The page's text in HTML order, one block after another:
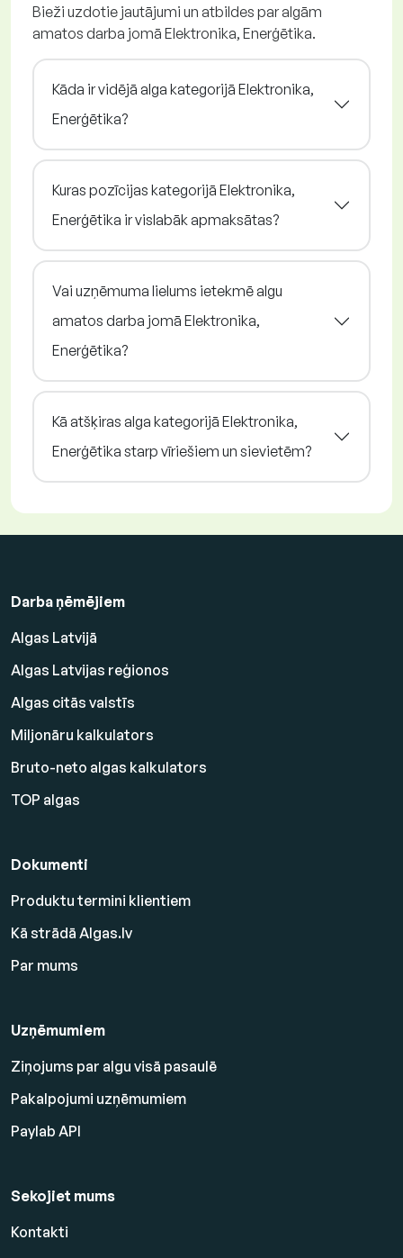
Bieži uzdotie jautājumi un atbildes par algām
amatos darba jomā Elektronika, Enerģētika.
Kāda ir vidējā alga kategorijā Elektronika,
Enerģētika?
Kuras pozīcijas kategorijā Elektronika,
Enerģētika ir vislabāk apmaksātas?
Vai uzņēmuma lielums ietekmē algu
amatos darba jomā Elektronika,
Enerģētika?
Kā atšķiras alga kategorijā Elektronika,
Enerģētika starp vīriešiem un sievietēm?
Darba ņēmējiem
Algas Latvijā
Algas Latvijas reģionos
Algas citās valstīs
Miljonāru kalkulators
Bruto-neto algas kalkulators
TOP algas
Dokumenti
Produktu termini klientiem
Kā strādā Algas.lv
Par mums
Uzņēmumiem
Ziņojums par algu visā pasaulē
Pakalpojumi uzņēmumiem
Paylab API
Sekojiet mums
Kontakti